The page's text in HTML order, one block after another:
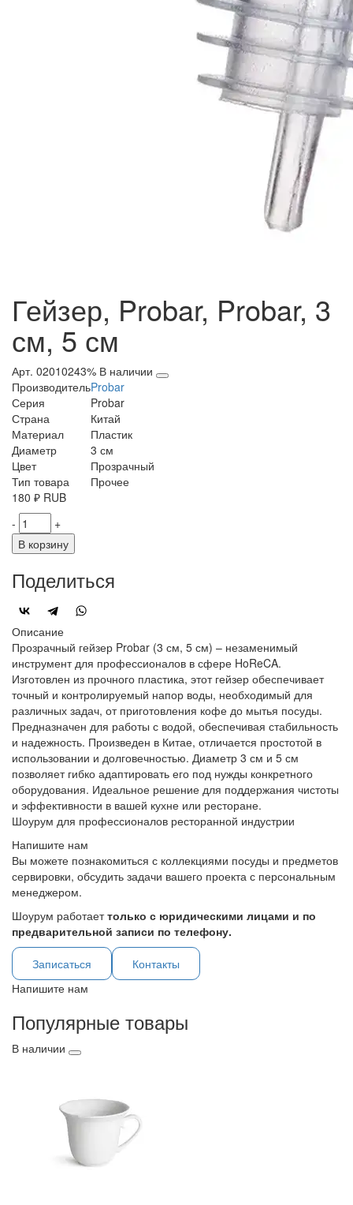
Гейзер, Probar, Probar, 3
см, 5 см
Арт. 02010243% В наличии
ПроизводительProbar
Серия
Probar
Страна
Китай
Материал
Пластик
Диаметр
3 см
Цвет
Прозрачный
Тип товара
Прочее
180 ₽ RUB
-
+
В корзину
Поделиться
Описание
Прозрачный гейзер Probar (3 см, 5 см) – незаменимый
инструмент для профессионалов в сфере HoReCA.
Изготовлен из прочного пластика, этот гейзер обеспечивает
точный и контролируемый напор воды, необходимый для
различных задач, от приготовления кофе до мытья посуды.
Предназначен для работы с водой, обеспечивая стабильность
и надежность. Произведен в Китае, отличается простотой в
использовании и долговечностью. Диаметр 3 см и 5 см
позволяет гибко адаптировать его под нужды конкретного
оборудования. Идеальное решение для поддержания чистоты
и эффективности в вашей кухне или ресторане.
Шоурум для профессионалов ресторанной индустрии
Напишите нам
Вы можете познакомиться с коллекциями посуды и предметов
сервировки, обсудить задачи вашего проекта с персональным
менеджером.
Шоурум работаеттолько с юридическими лицами и по
предварительной записи по телефону.
Записаться
Контакты
Напишите нам
Популярные товары
В наличии